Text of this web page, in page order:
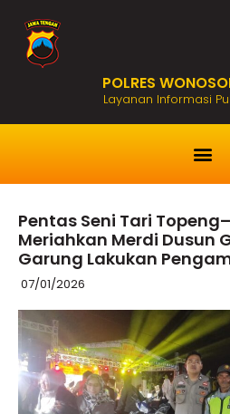
POLRES
Layanan Informasi
Pentas Seni Tari
Meriahkan Merdi Dusun
Garung Lakukan
07/01/2026